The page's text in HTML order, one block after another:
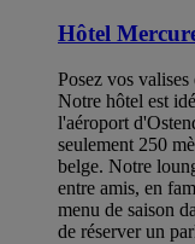
Hôtel
Posez vos
Notre hôtel est
l'aéroport
seulement 250
belge. Notre
entre amis, en
menu de saison
de réserver un